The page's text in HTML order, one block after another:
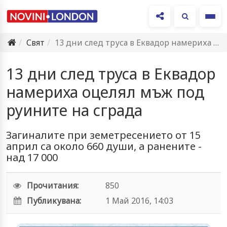
Свят
13 дни след труса в Еквадор намериха оцелял мъж под…
13 дни след труса в Еквадор
намериха оцелял мъж под
руините на сграда
Загиналите при земетресението от 15
април са около 660 души, а ранените -
над 17 000
Прочитания:
850
Публикувана:
1 Май 2016, 14:03